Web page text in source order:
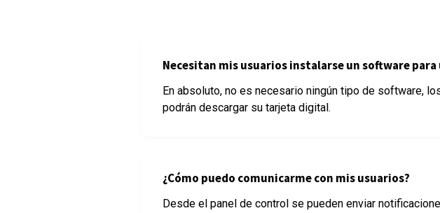
Necesitan mis usuarios instalarse un software
En absoluto, no es necesario ningún tipo de software,
podrán descargar su tarjeta digital.
¿Cómo puedo comunicarme con mis usuarios?
Desde el panel de control se pueden enviar